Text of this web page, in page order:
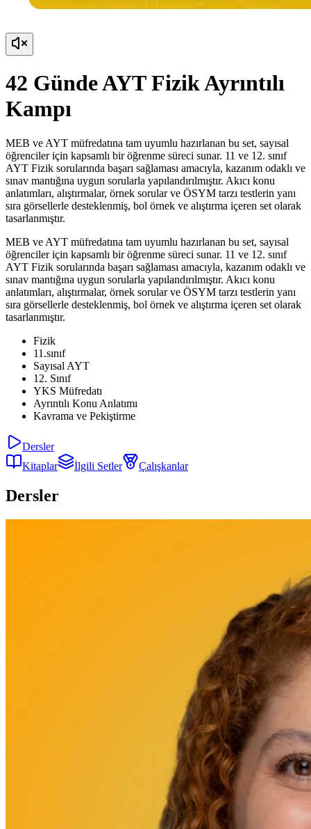
42 Günde AYT Fizik Ayrıntılı
Kampı
MEB ve AYT müfredatına tam uyumlu hazırlanan bu set, sayısal
öğrenciler için kapsamlı bir öğrenme süreci sunar. 11 ve 12. sınıf
AYT Fizik sorularında başarı sağlaması amacıyla, kazanım odaklı ve
sınav mantığına uygun sorularla yapılandırılmıştır. Akıcı konu
anlatımları, alıştırmalar, örnek sorular ve ÖSYM tarzı testlerin yanı
sıra görsellerle desteklenmiş, bol örnek ve alıştırma içeren set olarak
tasarlanmıştır.
MEB ve AYT müfredatına tam uyumlu hazırlanan bu set, sayısal
öğrenciler için kapsamlı bir öğrenme süreci sunar. 11 ve 12. sınıf
AYT Fizik sorularında başarı sağlaması amacıyla, kazanım odaklı ve
sınav mantığına uygun sorularla yapılandırılmıştır. Akıcı konu
anlatımları, alıştırmalar, örnek sorular ve ÖSYM tarzı testlerin yanı
sıra görsellerle desteklenmiş, bol örnek ve alıştırma içeren set olarak
tasarlanmıştır.
Fizik
11.sınıf
Sayısal AYT
12. Sınıf
YKS Müfredatı
Ayrıntılı Konu Anlatımı
Kavrama ve Pekiştirme
Dersler
Kitaplar
İlgili Setler Çalışkanlar
Dersler